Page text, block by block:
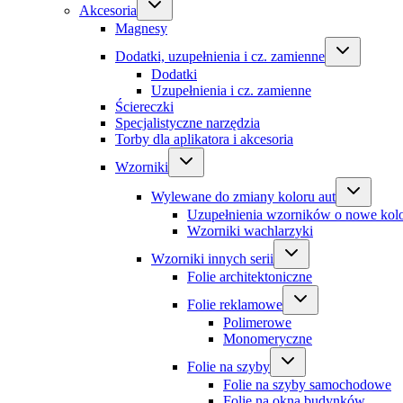
Akcesoria
Magnesy
Dodatki, uzupełnienia i cz. zamienne
Dodatki
Uzupełnienia i cz. zamienne
Ściereczki
Specjalistyczne narzędzia
Torby dla aplikatora i akcesoria
Wzorniki
Wylewane do zmiany koloru aut
Uzupełnienia wzorników o nowe
Wzorniki wachlarzyki
Wzorniki innych serii
Folie architektoniczne
Folie reklamowe
Polimerowe
Monomeryczne
Folie na szyby
Folie na szyby samochodowe